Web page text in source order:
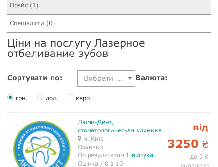
Прайс (1)
Спеціалісти (0)
Ціни на послугу Лазерное
отбеливание зубов
Сортувати по: Вибрати ... Валюта:
грн. дол. євро
Люми-Дент,
стоматологическая клиника
м. Київ
Позняки
По результатам 1 відгука
Оцінка / 0 з 10
від
3250 ₴
до 0 ₴
оновлено